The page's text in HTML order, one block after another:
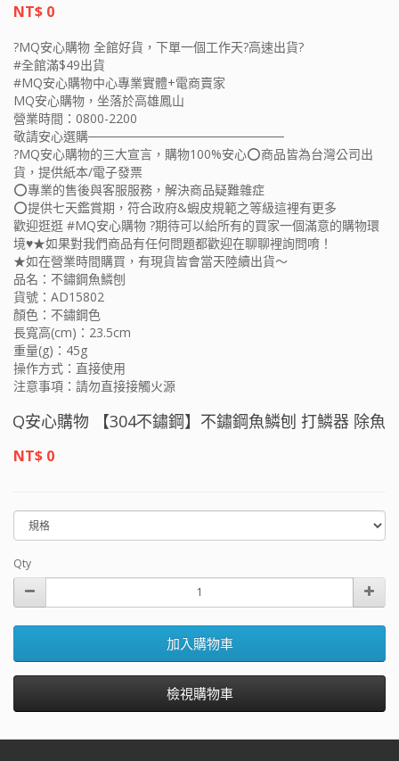
NT$ 0
?MQ安心購物 全館好貨，下單一個工作天?高速出貨?
#全館滿$49出貨
#MQ安心購物中心專業實體+電商賣家
MQ安心購物，坐落於高雄鳳山
營業時間：0800-2200
敬請安心選購──────────────────────
?MQ安心購物的三大宣言，購物100%安心⭕️商品皆為台灣公司出
貨，提供紙本/電子發票
⭕️專業的售後與客服服務，解決商品疑難雜症
⭕️提供七天鑑賞期，符合政府&蝦皮規範之等級這裡有更多
歡迎逛逛 #MQ安心購物 ?期待可以給所有的買家一個滿意的購物環
境♥★如果對我們商品有任何問題都歡迎在聊聊裡詢問唷！
★如在營業時間購買，有現貨皆會當天陸續出貨～
品名：不鏽鋼魚鱗刨
貨號：AD15802
顏色：不鏽鋼色
長寬高(cm)：23.5cm
重量(g)：45g
操作方式：直接使用
注意事項：請勿直接接觸火源
安心購物 【304不鏽鋼】不鏽鋼魚鱗刨 打鱗器 除魚鱗
NT$ 0
Qty
加入購物車
檢視購物車